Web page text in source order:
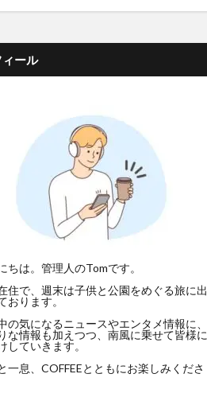
ール
ちは。管理人のTomです。
住で、週末は子供と公園をめぐる旅に出
おります。
の気になるニュースやエンタメ情報に、
な情報も加えつつ、南風に乗せて皆様に
していきます。
一息、COFFEEとともにお楽しみくださ